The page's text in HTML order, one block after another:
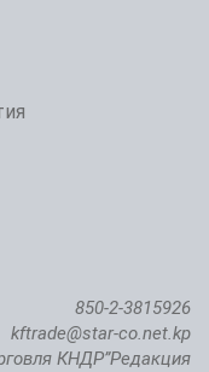
850-2-3815926
kftrade@star-co.net.kp
КНДР”Редакция